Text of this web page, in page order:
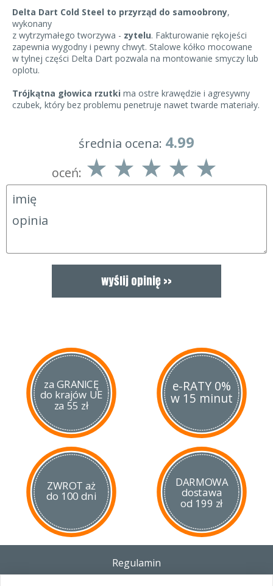
Delta Dart Cold Steel to przyrząd do samoobrony,
wykonany
z wytrzymałego tworzywa - zytelu. Fakturowanie rękojeści
zapewnia wygodny i pewny chwyt. Stalowe kółko mocowane
w tylnej części Delta Dart pozwala na montowanie smyczy lub
oplotu.
Trójkątna głowica rzutki ma ostre krawędzie i agresywny
czubek, który bez problemu penetruje nawet twarde materiały.
średnia ocena: 4.99
oceń:
za GRANICĘ
do krajów UE
za 55 zł
e-RATY 0%
w 15 minut
ZWROT aż
do 100 dni
DARMOWA
dostawa
od 199 zł
Regulamin